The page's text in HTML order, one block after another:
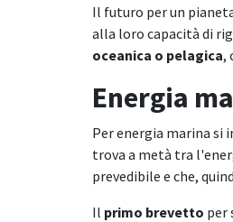
Il futuro per un
alla loro capacità di
oceanica o pelagica,
Energia
Per energia marina si
trova a metà tra
prevedibile e che,
Il primo brevetto per